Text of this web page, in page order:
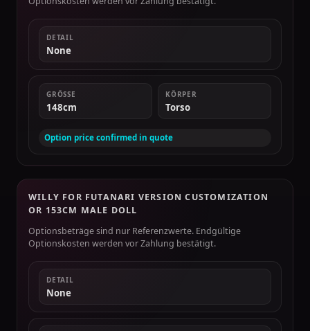
DETAIL
None
GRÖSSE
148cm
KÖRPER
Torso
Option price confirmed in quote
WILLY FOR FUTANARI VERSION CUSTOMIZATION
OR 153CM MALE DOLL
Optionsbeträge sind nur Referenzwerte. Endgültige
Optionskosten werden vor Zahlung bestätigt.
DETAIL
None